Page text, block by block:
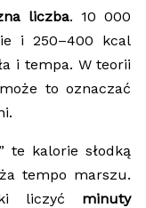
liczba. 10 000
i 250–400 kcal
i tempa. W teorii
to oznaczać
te kalorie słodką
tempo marszu.
liczyć minuty